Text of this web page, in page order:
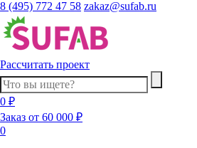
8 (495) 772 47 58 zakaz@sufab.ru
Рассчитать проект
0 ₽
Заказ от 60 000 ₽
0